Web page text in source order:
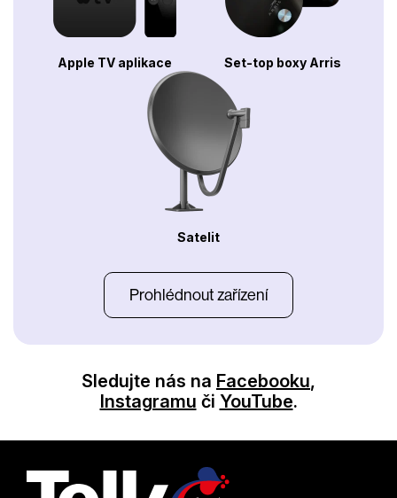
Apple TV aplikace Set-top boxy Arris
Satelit
Prohlédnout zařízení
Sledujte nás na Facebooku,
Instagramu či YouTube.